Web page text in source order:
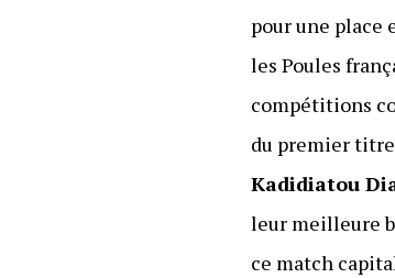
pour une place
les Poules
compétitions
du premier
Kadidiatou
leur meilleure
ce match